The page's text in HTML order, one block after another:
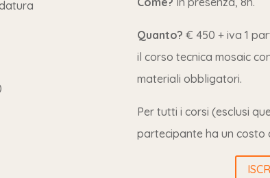
Quanto? € 450 + iva 1
il corso tecnica mosaic
materiali obbligatori.
Per tutti i corsi (esclusi
partecipante ha un costo